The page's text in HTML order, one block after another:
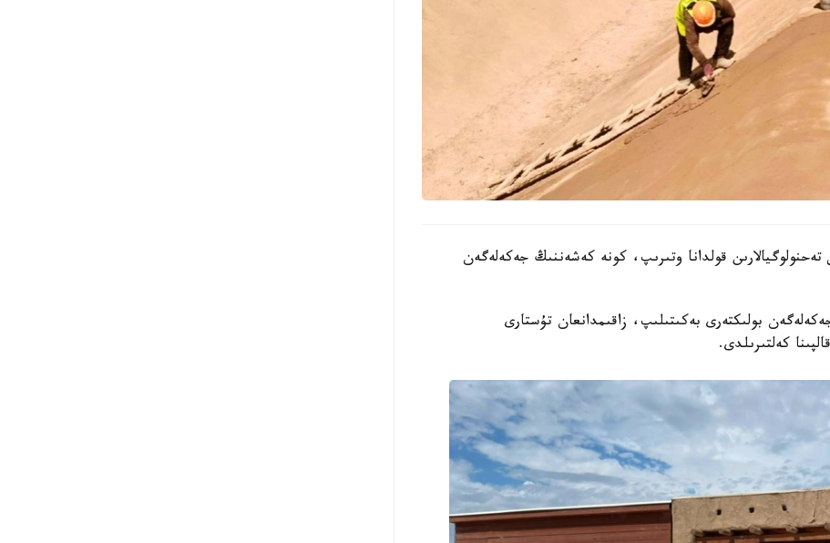
قولدانا وتىرىپ، كونە كەشەننىڭ جەكەلەگەن
بولىكتەرى بەكىتىلىپ، زاقىمدانعان تۇستارى
كەلتىرىلدى.